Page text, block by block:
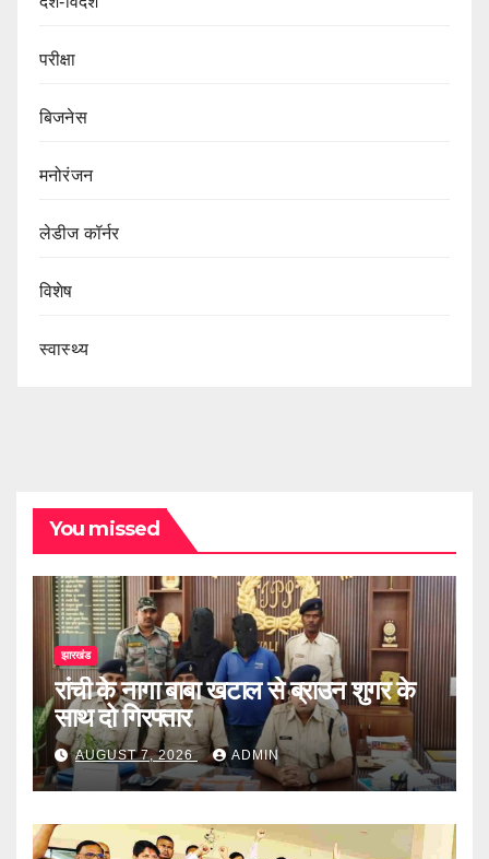
परीक्षा
बिजनेस
मनोरंजन
लेडीज कॉर्नर
विशेष
स्वास्थ्य
You missed
झारखंड
रांची के नागा बाबा खटाल से ब्राउन शुगर के
साथ दो गिरफ्तार
AUGUST 7, 2026 ADMIN